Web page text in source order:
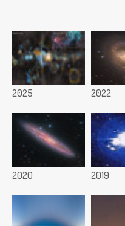
2025 2022
2020 2019